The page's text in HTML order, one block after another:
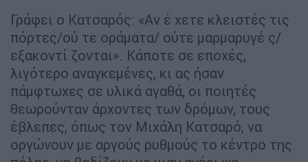
Γράφει ο Κατσαρός: «Αν έ χετε κλειστές τις
πόρτες/ού τε οράµατα/ ούτε µαρµαρυγέ ς/
εξακοντί ζονται». Κάποτε σε εποχές,
λιγότερο αναγκεμένες, κι ας ήσαν
πάµφτωχες σε υλικά αγαθά, οι ποιητές
θεωρούνταν άρχοντες των δρόµων, τους
έβλεπες, όπως τον Μιχάλη Κατσαρό, να
οργώνουν µε αργούς ρυθµούς το κέντρο της